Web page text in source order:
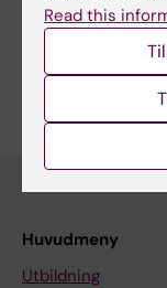
Dela
Huvudmeny
Utbildning
Read this